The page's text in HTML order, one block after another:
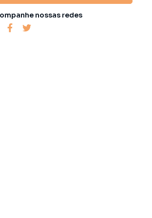
nossas redes